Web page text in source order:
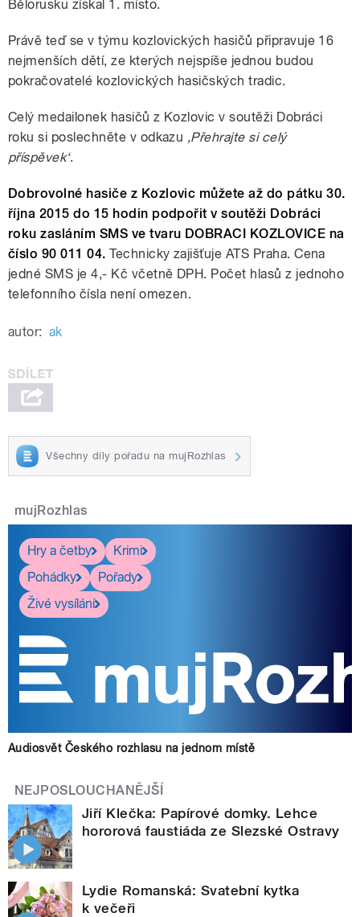
Bělorusku získal 1. místo.
Právě teď se v týmu kozlovických hasičů připravuje 16
nejmenších dětí, ze kterých nejspíše jednou budou
pokračovatelé kozlovických hasičských tradic.
Celý medailonek hasičů z Kozlovic v soutěži Dobráci
roku si poslechněte v odkazu ‚Přehrajte si celý
příspěvek‘.
Dobrovolné hasiče z Kozlovic můžete až do pátku 30.
října 2015 do 15 hodin podpořit v soutěži Dobráci
roku zasláním SMS ve tvaru DOBRACI KOZLOVICE na
číslo 90 011 04.Technicky zajišťuje ATS Praha. Cena
jedné SMS je 4,- Kč včetně DPH. Počet hlasů z jednoho
telefonního čísla není omezen.
autor: ak
Všechny díly pořadu na mujRozhlas
mujRozhlas
Hry a četby
Krimi
Pohádky
Pořady
Živé vysílání
Audiosvět Českého rozhlasu na jednom místě
NEJPOSLOUCHANĚJŠÍ
Jiří Klečka: Papírové domky. Lehce
hororová faustiáda ze Slezské Ostravy
Lydie Romanská: Svatební kytka
k večeři